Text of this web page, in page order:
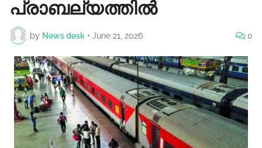
പ്രാബല്യത്തിൽ
by News desk • June 21, 2026 0